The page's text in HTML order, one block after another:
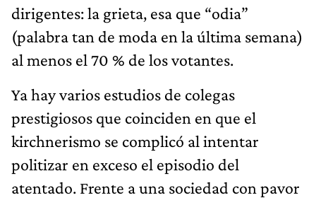
dirigentes: la grieta, esa que “odia”
(palabra tan de moda en la última semana)
al menos el 70 % de los votantes.
Ya hay varios estudios de colegas
prestigiosos que coinciden en que el
kirchnerismo se complicó al intentar
politizar en exceso el episodio del
atentado. Frente a una sociedad con pavor